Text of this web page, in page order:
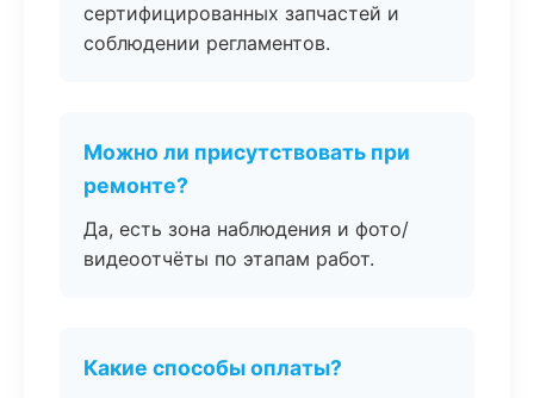
сертифицированных запчастей и
соблюдении регламентов.
Можно ли присутствовать при
ремонте?
Да, есть зона наблюдения и фото/
видеоотчёты по этапам работ.
Какие способы оплаты?